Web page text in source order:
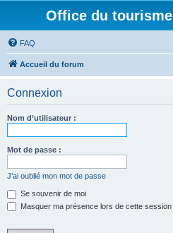
Office du
FAQ
Accueil du forum
Connexion
Nom d’utilisateur :
Mot de passe :
J’ai oublié mon mot de passe
Se souvenir de moi
Masquer ma présence lors de cette session